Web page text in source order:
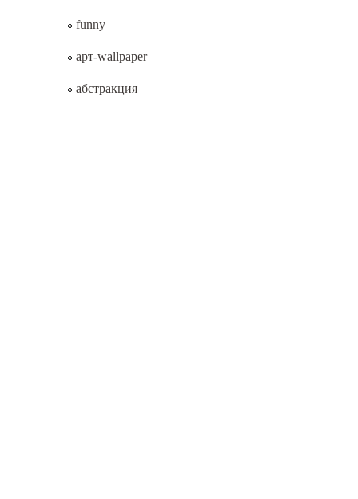
funny
арт-wallpaper
абстракция